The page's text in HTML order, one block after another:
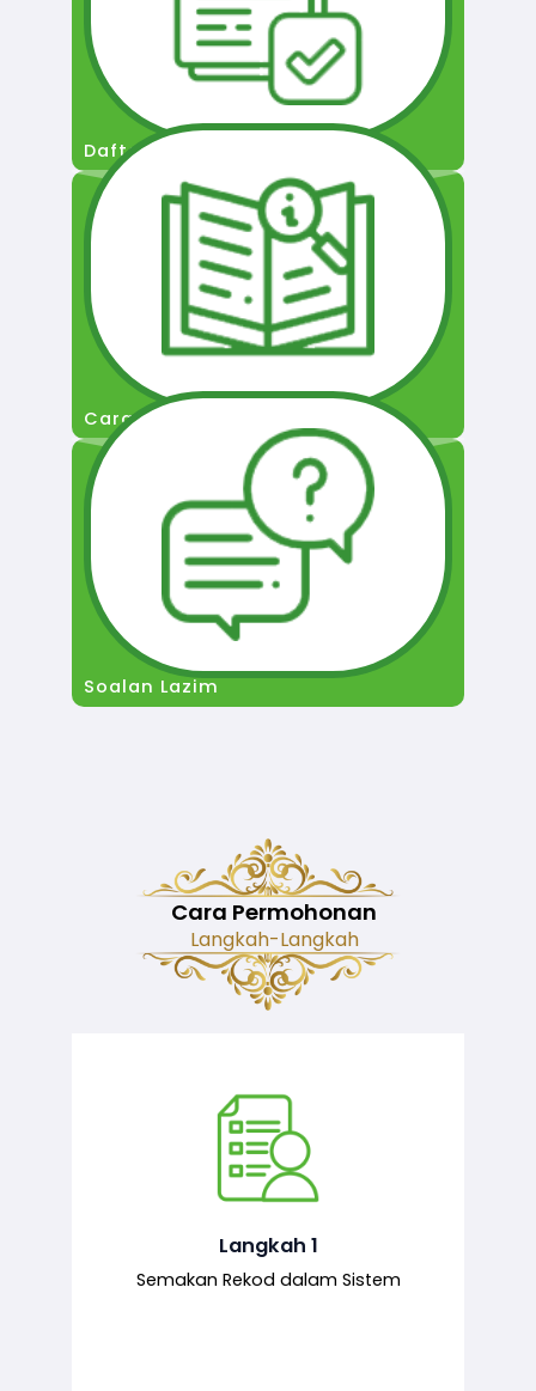
Daftar Pengguna
Cara Permohonan
Soalan Lazim
Cara Permohonan
Langkah-Langkah
Langkah 1
Semakan Rekod dalam Sistem
Semakan ke atas sejarah permohonan
yang pernah dibuat oleh pemohon,